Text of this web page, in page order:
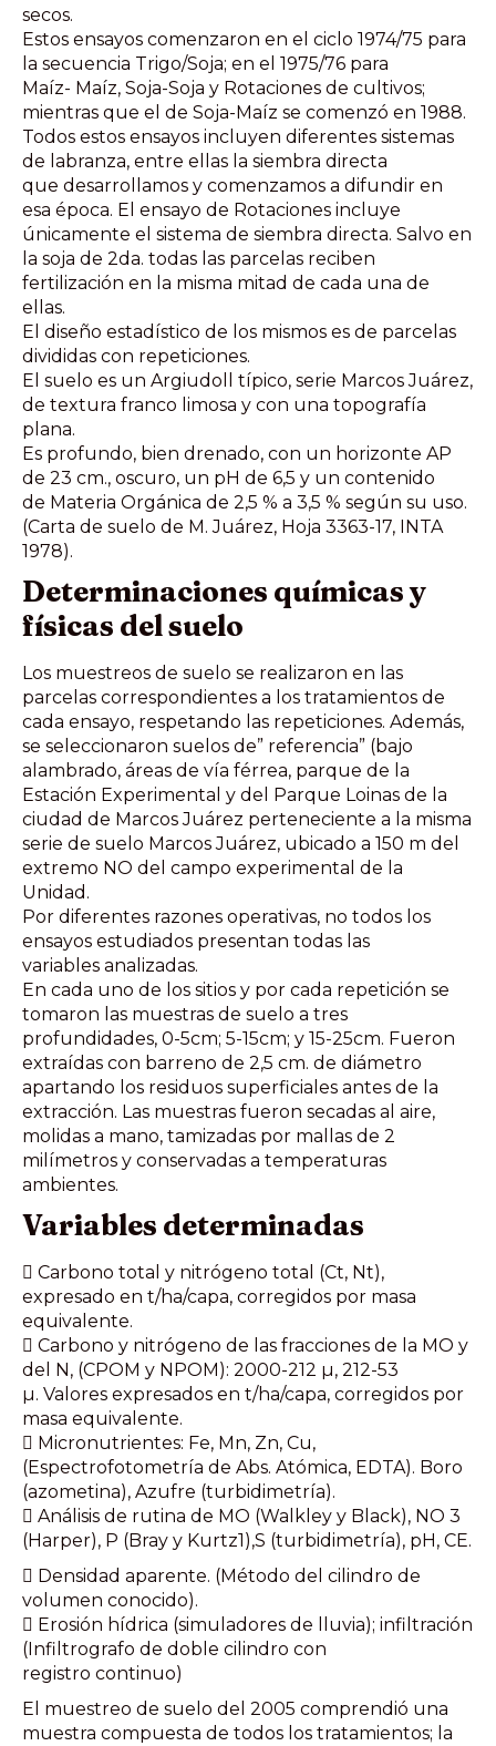
secos.
Estos ensayos comenzaron en el ciclo 1974/75 para
la secuencia Trigo/Soja; en el 1975/76 para
Maíz- Maíz, Soja-Soja y Rotaciones de cultivos;
mientras que el de Soja-Maíz se comenzó en 1988.
Todos estos ensayos incluyen diferentes sistemas
de labranza, entre ellas la siembra directa
que desarrollamos y comenzamos a difundir en
esa época. El ensayo de Rotaciones incluye
únicamente el sistema de siembra directa. Salvo en
la soja de 2da. todas las parcelas reciben
fertilización en la misma mitad de cada una de
ellas.
El diseño estadístico de los mismos es de parcelas
divididas con repeticiones.
El suelo es un Argiudoll típico, serie Marcos Juárez,
de textura franco limosa y con una topografía
plana.
Es profundo, bien drenado, con un horizonte AP
de 23 cm., oscuro, un pH de 6,5 y un contenido
de Materia Orgánica de 2,5 % a 3,5 % según su uso.
(Carta de suelo de M. Juárez, Hoja 3363-17, INTA
1978).
Determinaciones químicas y
físicas del suelo
Los muestreos de suelo se realizaron en las
parcelas correspondientes a los tratamientos de
cada ensayo, respetando las repeticiones. Además,
se seleccionaron suelos de” referencia” (bajo
alambrado, áreas de vía férrea, parque de la
Estación Experimental y del Parque Loinas de la
ciudad de Marcos Juárez perteneciente a la misma
serie de suelo Marcos Juárez, ubicado a 150 m del
extremo NO del campo experimental de la
Unidad.
Por diferentes razones operativas, no todos los
ensayos estudiados presentan todas las
variables analizadas.
En cada uno de los sitios y por cada repetición se
tomaron las muestras de suelo a tres
profundidades, 0-5cm; 5-15cm; y 15-25cm. Fueron
extraídas con barreno de 2,5 cm. de diámetro
apartando los residuos superficiales antes de la
extracción. Las muestras fueron secadas al aire,
molidas a mano, tamizadas por mallas de 2
milímetros y conservadas a temperaturas
ambientes.
Variables determinadas
 Carbono total y nitrógeno total (Ct, Nt),
expresado en t/ha/capa, corregidos por masa
equivalente.
 Carbono y nitrógeno de las fracciones de la MO y
del N, (CPOM y NPOM): 2000-212 µ, 212-53
µ. Valores expresados en t/ha/capa, corregidos por
masa equivalente.
 Micronutrientes: Fe, Mn, Zn, Cu,
(Espectrofotometría de Abs. Atómica, EDTA). Boro
(azometina), Azufre (turbidimetría).
 Análisis de rutina de MO (Walkley y Black), NO 3
(Harper), P (Bray y Kurtz1),S (turbidimetría), pH, CE.
 Densidad aparente. (Método del cilindro de
volumen conocido).
 Erosión hídrica (simuladores de lluvia); infiltración
(Infiltrografo de doble cilindro con
registro continuo)
El muestreo de suelo del 2005 comprendió una
muestra compuesta de todos los tratamientos; la